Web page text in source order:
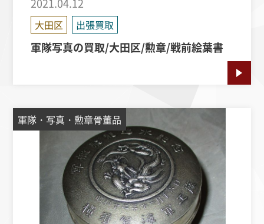
大田区 出張買取
軍隊写真の買取/大田区/勲章/戦前絵葉書
軍隊・写真・勲章骨董品